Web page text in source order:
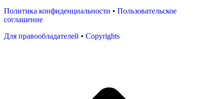
Политика конфиденциальности • Пользовательское
соглашение
Для правообладателей • Copyrights